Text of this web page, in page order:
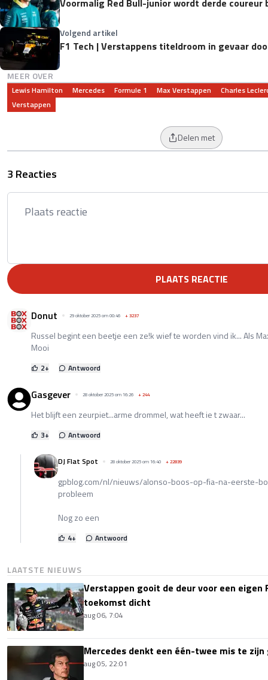
Volgend artikel
F1 Tech | Verstappens titeldroom in gevaar
MEER OVER
Lewis Hamilton Mercedes Formule 1 Max Verstappen
Charles
Verstappen
Delen met
3 Reacties
PLAATS REACTIE
Donut 29 oktober 2025 om 00:46 +3237
Russel begint een beetje een ze!k wief te worden vind ik... Als
Mooi
2+ Antwoord
Gasgever 28 oktober 2025 om 16:26 +244
Het blijft een zeurpiet...arme drommel, wat heeft ie t zwaar...
3+ Antwoord
DJ Flat Spot 28 oktober 2025 om 16:40 +22839
gpblog.com/nl/nieuws/alonso-boos-op-fia-na-eerste-
probleem
Nog zo een
4+ Antwoord
LAATSTE NIEUWS
Verstappen gooit de deur voor een eigen
toekomst dicht
aug 06, 7:04
Mercedes denkt een één-twee mis te
aug 05, 22:01